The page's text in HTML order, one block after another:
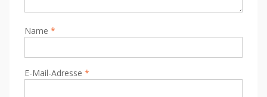
Name *
E-Mail-Adresse *